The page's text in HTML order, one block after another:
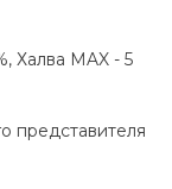
Халва MAX - 5
представителя